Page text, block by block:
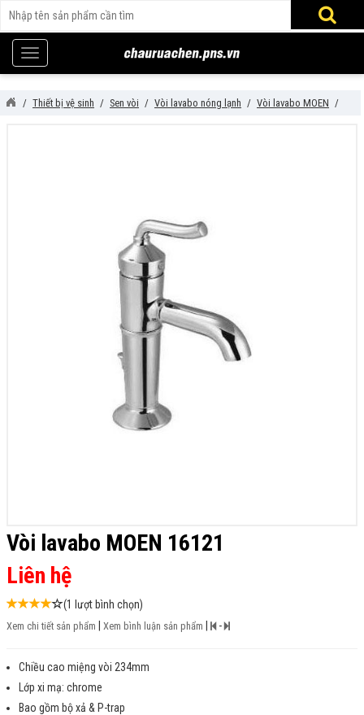
Thiết bị vệ sinh Sen vòi Vòi lavabo nóng lạnh Vòi lavabo MOEN
Vòi lavabo MOEN 16121
Liên hệ
(1 lượt bình chọn)
Xem chi tiết sản phẩm Xem bình luận sản phẩm -
Chiều cao miệng vòi 234mm
Lớp xi mạ: chrome
Bao gồm bộ xả & P-trap